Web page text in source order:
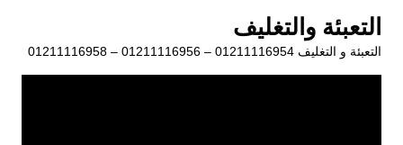
المحتوى
التعبئة والتغليف
التعبئة و التغليف 01211116954 – 01211116956 – 01211116958